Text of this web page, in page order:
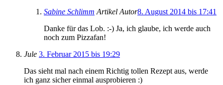
Sabine Schlimm Artikel Autor8. August 2014 bis 17:41
Danke für das Lob. :-) Ja, ich glaube, ich werde auch
noch zum Pizzafan!
Jule 3. Februar 2015 bis 19:29
Das sieht mal nach einem Richtig tollen Rezept aus, werde
ich ganz sicher einmal ausprobieren :)